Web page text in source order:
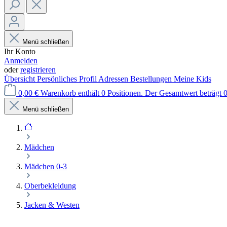
Menü schließen
Ihr Konto
Anmelden
oderregistrieren
Übersicht Persönliches Profil Adressen Bestellungen Meine Kids
0,00 € Warenkorb enthält 0 Positionen. Der Gesamtwert beträgt
Menü schließen
Mädchen
Mädchen 0-3
Oberbekleidung
Jacken & Westen